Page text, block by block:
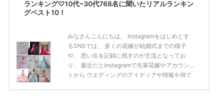
ランキング♡10代~30代768名に聞いたリアルランキン
グベスト10！
みなさんこんにちは。 Instagramをはじめとす
るSNSでは、 多くの花嫁が結婚式までの様子
や、 思い出を記録に残すのが主流となってお
り、 最近だとInstagramで先輩花嫁やアカウン
トから ウエディングのアイディアや情報を得て